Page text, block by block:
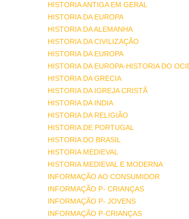
HISTORIA ANTIGA EM GERAL
HISTORIA DA EUROPA
HISTORIA DA ALEMANHA
HISTORIA DA CIVILIZAÇÃO
HISTORIA DA EUROPA
HISTORIA DA EUROPA-HISTORIA DO
HISTORIA DA GRECIA
HISTORIA DA IGREJA CRISTÃ
HISTORIA DA INDIA
HISTORIA DA RELIGIÃO
HISTORIA DE PORTUGAL
HISTORIA DO BRASIL
HISTORIA MEDIEVAL
HISTORIA MEDIEVAL E MODERNA
INFORMAÇÃO AO CONSUMIDOR
INFORMAÇÃO P- CRIANÇAS
INFORMAÇÃO P- JOVENS
INFORMAÇÃO P-CRIANÇAS